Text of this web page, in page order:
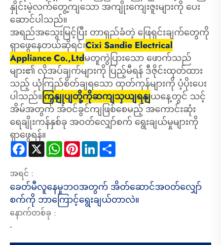
နှိုင်းမဲ့လက်တွေ့ကျသော အကျိုးကျေးဇူးများကို ပေး
ဆောင်ပါသည်။
အရည်အသွေးမြင့်ပြီး တာရှည်ခံတဲ့ ဖြေရှင်းချက်တွေကို
ရှာဖွေနေတယ်ဆိုရင်၊Cixi Sandie Electrical
Appliance Co.,Ltdမတူကွဲပြားသော ဖောက်သည်
များ၏ လိုအပ်ချက်များကို ပြည့်မီရန် ဒီဇိုင်းထုတ်ထား
သည့် ယုံကြည်စိတ်ချရသော ထုတ်ကုန်များကို ပံ့ပိုးပေး
ပါသည်။ကြှနျုပျတို့ကိုဆကျသှယျရနျယနေ့တွင် သင့်
အိမ်အတွက် အံဝင်ခွင်ကျဖြစ်စေမည့် အကောင်းဆုံး
ရေချိုးကန်နှစ်ခု အဝတ်လျှော်စက် ရွေးချယ်မှုများကို
ရှာဖွေရန်။
Facebook
X WhatsApp
PinterestLinkedIn
အရင် :
ခေတ်မီလူနေမှုဘဝအတွက် အိတ်ဆောင်အဝတ်လျှော်
စက်ကို ဘာကြောင့်ရွေးချယ်တာလဲ။
နောက်တစ်ခု :
-